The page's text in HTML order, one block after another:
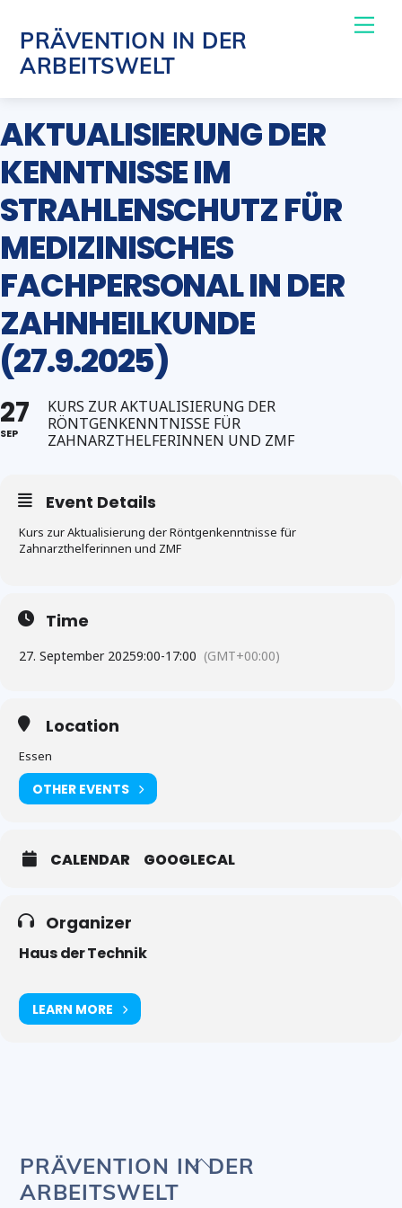
content
PRÄVENTION IN DER
ARBEITSWELT
AKTUALISIERUNG DER
KENNTNISSE IM
STRAHLENSCHUTZ FÜR
MEDIZINISCHES
FACHPERSONAL IN DER
ZAHNHEILKUNDE
(27.9.2025)
27
SEP
KURS ZUR AKTUALISIERUNG DER
RÖNTGENKENNTNISSE FÜR
ZAHNARZTHELFERINNEN UND ZMF
Event Details
Kurs zur Aktualisierung der Röntgenkenntnisse für
Zahnarzthelferinnen und ZMF
Time
27. September 20259:00-17:00 (GMT+00:00)
Location
Essen
OTHER EVENTS
CALENDAR GOOGLECAL
Organizer
Haus der Technik
LEARN MORE
Back
PRÄVENTION IN DER
ARBEITSWELT